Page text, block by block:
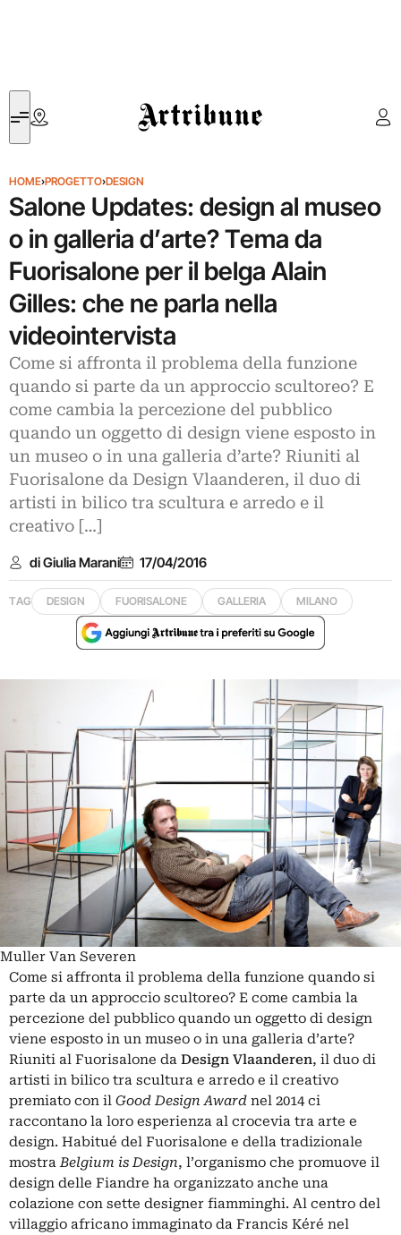
Artribune
HOME›PROGETTO›DESIGN
Salone Updates: design al museo
o in galleria d’arte? Tema da
Fuorisalone per il belga Alain
Gilles: che ne parla nella
videointervista
Come si affronta il problema della funzione
quando si parte da un approccio scultoreo? E
come cambia la percezione del pubblico
quando un oggetto di design viene esposto in
un museo o in una galleria d’arte? Riuniti al
Fuorisalone da Design Vlaanderen, il duo di
artisti in bilico tra scultura e arredo e il
creativo […]
di Giulia Marani 17/04/2016
TAG DESIGN FUORISALONE GALLERIA MILANO
Muller Van Severen
Come si affronta il problema della funzione quando si
parte da un approccio scultoreo? E come cambia la
percezione del pubblico quando un oggetto di design
viene esposto in un museo o in una galleria d’arte?
Riuniti al Fuorisalone da Design Vlaanderen, il duo di
artisti in bilico tra scultura e arredo e il creativo
premiato con il Good Design Award nel 2014 ci
raccontano la loro esperienza al crocevia tra arte e
design. Habitué del Fuorisalone e della tradizionale
mostraBelgium is Design, l’organismo che promuove il
design delle Fiandre ha organizzato anche una
colazione con sette designer fiamminghi. Al centro del
villaggio africano immaginato da Francis Kéré nel